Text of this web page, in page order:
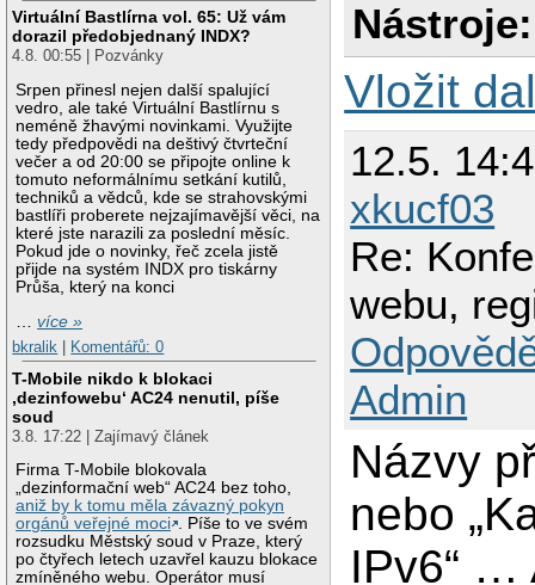
Virtuální Bastlírna vol. 65: Už vám
dorazil předobjednaný INDX?
4.8. 00:55 | Pozvánky
Srpen přinesl nejen další spalující
vedro, ale také Virtuální Bastlírnu s
neméně žhavými novinkami. Využijte
tedy předpovědi na deštivý čtvrteční
večer a od 20:00 se připojte online k
tomuto neformálnímu setkání kutilů,
techniků a vědců, kde se strahovskými
bastlíři proberete nejzajímavější věci, na
které jste narazili za poslední měsíc.
Pokud jde o novinky, řeč zcela jistě
přijde na systém INDX pro tiskárny
Průša, který na konci
…více »
bkralik
Komentářů: 0
T-Mobile nikdo k blokaci
‚dezinfowebu‘ AC24 nenutil, píše
soud
3.8. 17:22 | Zajímavý článek
Firma T-Mobile blokovala
„dezinformační web“ AC24 bez toho,
aniž by k tomu měla závazný pokyn
orgánů veřejné moci . Píše to ve svém
rozsudku Městský soud v Praze, který
po čtyřech letech uzavřel kauzu blokace
zmíněného webu. Operátor musí
Nástroje:
Vložit
12.5.
xkucf03
Re:
webu,
Admin
Názvy
nebo
IPv6“ …